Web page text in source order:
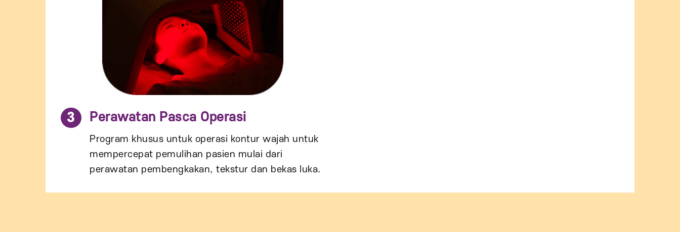
3 Perawatan Pasca Operasi
Program khusus untuk operasi kontur wajah untuk
mempercepat pemulihan pasien mulai dari
perawatan pembengkakan, tekstur dan bekas luka.